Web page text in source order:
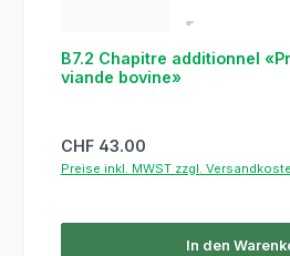
B7.2 Chapitre additionnel
viande bovine»
Regulärer Preis:
CHF 43.00
Preise inkl. MWST zzgl.
In den